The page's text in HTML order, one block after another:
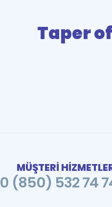
Taper
MÜŞTERİ
0 (850) 532 74